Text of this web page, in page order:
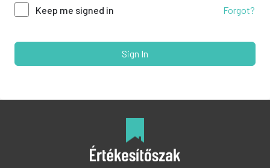
Keep me signed in Forgot?
Sign In